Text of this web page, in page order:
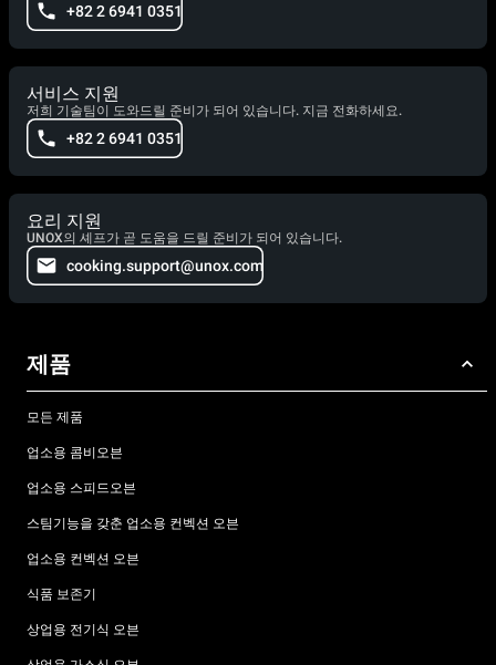
+82 2 6941 0351
서비스 지원
저희 기술팀이 도와드릴 준비가 되어 있습니다. 지금 전화하세요.
+82 2 6941 0351
요리 지원
UNOX의 셰프가 곧 도움을 드릴 준비가 되어 있습니다.
cooking.support@unox.com
제품
모든 제품
업소용 콤비오븐
업소용 스피드오븐
스팀기능을 갖춘 업소용 컨벡션 오븐
업소용 컨벡션 오븐
식품 보존기
상업용 전기식 오븐